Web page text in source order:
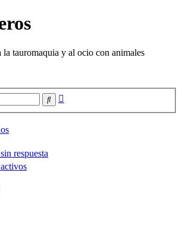
la tauromaquia y al ocio con animales
Buscar
respuesta